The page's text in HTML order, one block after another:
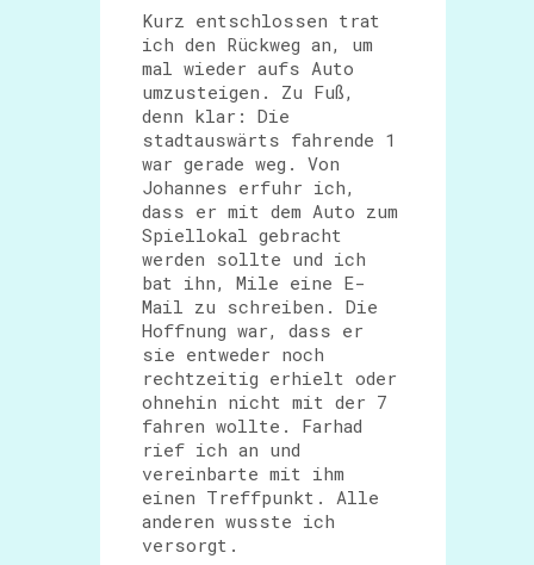
Kurz entschlossen trat
ich den Rückweg an, um
mal wieder aufs Auto
umzusteigen. Zu Fuß,
denn klar: Die
stadtauswärts fahrende 1
war gerade weg. Von
Johannes erfuhr ich,
dass er mit dem Auto zum
Spiellokal gebracht
werden sollte und ich
bat ihn, Mile eine E-
Mail zu schreiben. Die
Hoffnung war, dass er
sie entweder noch
rechtzeitig erhielt oder
ohnehin nicht mit der 7
fahren wollte. Farhad
rief ich an und
vereinbarte mit ihm
einen Treffpunkt. Alle
anderen wusste ich
versorgt.